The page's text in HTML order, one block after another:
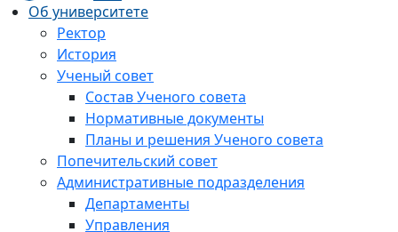
Об университете
Ректор
История
Ученый совет
Состав Ученого совета
Нормативные документы
Планы и решения Ученого совета
Попечительский совет
Административные подразделения
Департаменты
Управления